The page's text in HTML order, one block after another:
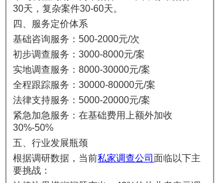
30天，复杂案件30-60天。
四、服务定价体系
基础咨询服务：500-2000元/次
初步调查服务：3000-8000元/案
实地调查服务：8000-30000元/案
全程跟踪服务：30000-80000元/案
法律支持服务：5000-20000元/案
紧急加急服务：在基础费用上额外加收
30%-50%
五、行业发展瓶颈
根据调研数据，当前私家调查公司面临以下主
要挑战：